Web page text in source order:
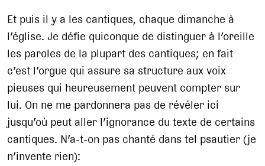
Et puis il y a les cantiques, chaque dimanche à
l’église. Je défie quiconque de distinguer à l’oreille
les paroles de la plupart des cantiques; en fait
c’est l’orgue qui assure sa structure aux voix
pieuses qui heureusement peuvent compter sur
lui. On ne me pardonnera pas de révéler ici
jusqu’où peut aller l’ignorance du texte de certains
cantiques. N’a-t-on pas chanté dans tel psautier (je
n’invente rien):